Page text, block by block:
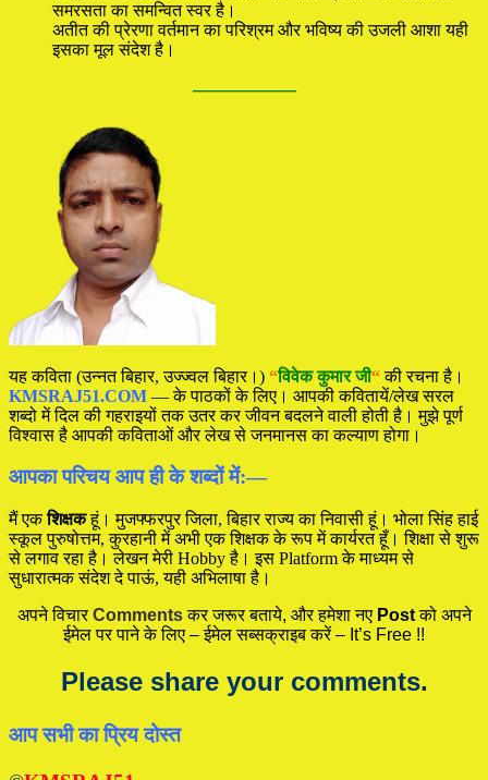
समरसता का समन्वित स्वर है।
अतीत की प्रेरणा वर्तमान का परिश्रम और भविष्य की उजली आशा यही
इसका मूल संदेश है।
—————
यह कविता (उन्नत बिहार, उज्ज्वल बिहार।) “विवेक कुमार जी“की रचना है।
KMSRAJ51.COM — के पाठकों के लिए। आपकी कवितायें/लेख सरल
शब्दो में दिल की गहराइयों तक उतर कर जीवन बदलने वाली होती है। मुझे पूर्ण
विश्वास है आपकी कविताओं और लेख से जनमानस का कल्याण होगा।
आपका परिचय आप ही के शब्दों में:—
मैं एकशिक्षकहूं। मुजफ्फरपुर जिला, बिहार राज्य का निवासी हूं। भोला सिंह हाई
स्कूल पुरुषोत्तम, कुरहानी में अभी एक शिक्षक के रूप में कार्यरत हूँ। शिक्षा से शुरू
से लगाव रहा है। लेखन मेरी Hobby है। इस Platform के माध्यम से
सुधारात्मक संदेश दे पाऊं, यही अभिलाषा है।
अपने विचारCommentsकर जरूर बताये, और हमेशा नए Postको अपने
ईमेल पर पाने के लिए – ईमेल सब्सक्राइब करें – It’s Free !!
Please share your comments.
आप सभी का प्रिय दोस्त